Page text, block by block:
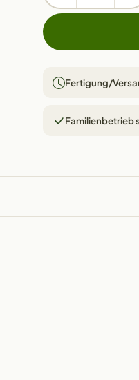
Fertigung/
Familienbetrieb